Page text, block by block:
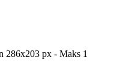
286x203 px - Maks 1